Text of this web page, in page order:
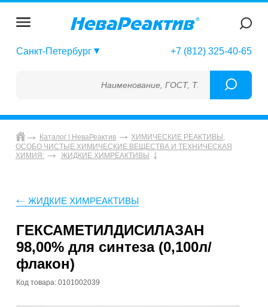
Санкт-Петербург +7 (812) 325-40-65
Наименование, ГОСТ, ТУ, ГСО, МСО, ОСО,
Каталог | НеваРеактив
ХИМИЧЕСКИЕ РЕАКТИВЫ,
ОСОБО ЧИСТЫЕ ХИМИЧЕСКИЕ ВЕЩЕСТВА И ТЕХНИЧЕСКАЯ
ХИМИЯ:
ЖИДКИЕ ХИМРЕАКТИВЫ
ЖИДКИЕ ХИМРЕАКТИВЫ
ГЕКСАМЕТИЛДИСИЛАЗАН
98,00% для синтеза (0,100л/
флакон)
Код товара: 0101002039